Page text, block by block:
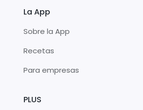
La App
Sobre la App
Recetas
Para empresas
PLUS